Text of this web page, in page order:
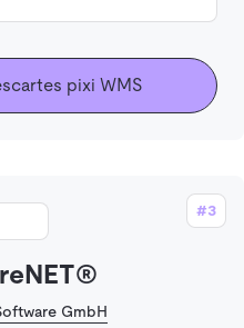
pixi WMS
#3
GmbH